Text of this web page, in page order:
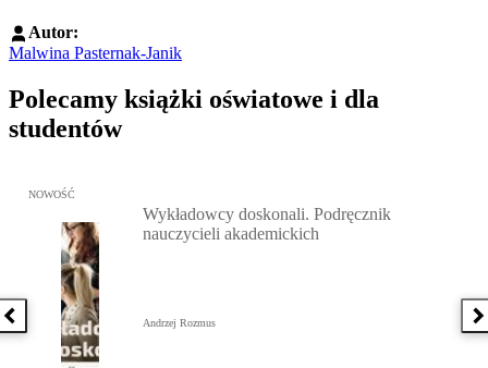
Autor:
Malwina Pasternak-Janik
Polecamy książki oświatowe i dla
studentów
Poprzednia książka
Przejdź do: Wykładowcy doskonali. Podręcznik nauczycieli
NOWOŚĆ
Wykładowcy doskonali. Podręcznik
nauczycieli akademickich
Andrzej Rozmus